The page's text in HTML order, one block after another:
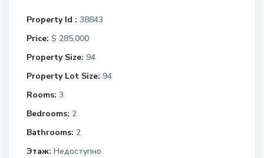
Property Id : 38843
Price: $ 285,000
Property Size: 94
Property Lot Size: 94
Rooms: 3
Bedrooms: 2
Bathrooms: 2
Этаж: Недоступно